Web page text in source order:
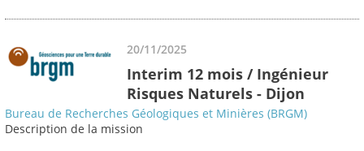
20/11/2025
Interim 12 mois / Ingénieur
Risques Naturels - Dijon
Bureau de Recherches Géologiques et Minières (BRGM)
Description de la mission